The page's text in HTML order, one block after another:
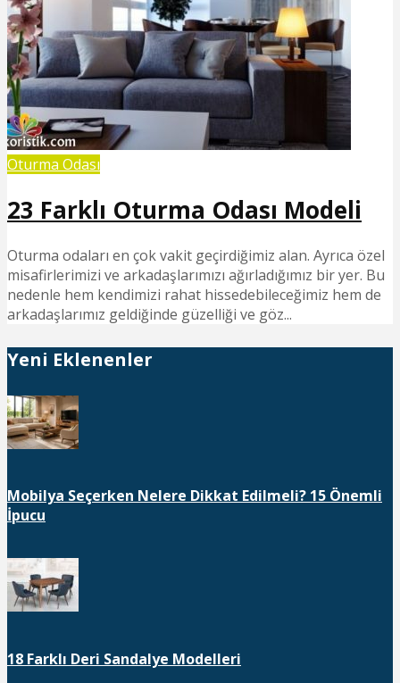
Oturma Odası
23 Farklı Oturma Odası Modeli
Oturma odaları en çok vakit geçirdiğimiz alan. Ayrıca özel
misafirlerimizi ve arkadaşlarımızı ağırladığımız bir yer. Bu
nedenle hem kendimizi rahat hissedebileceğimiz hem de
arkadaşlarımız geldiğinde güzelliği ve göz...
Yeni Eklenenler
Mobilya Seçerken Nelere Dikkat Edilmeli? 15 Önemli
İpucu
18 Farklı Deri Sandalye Modelleri